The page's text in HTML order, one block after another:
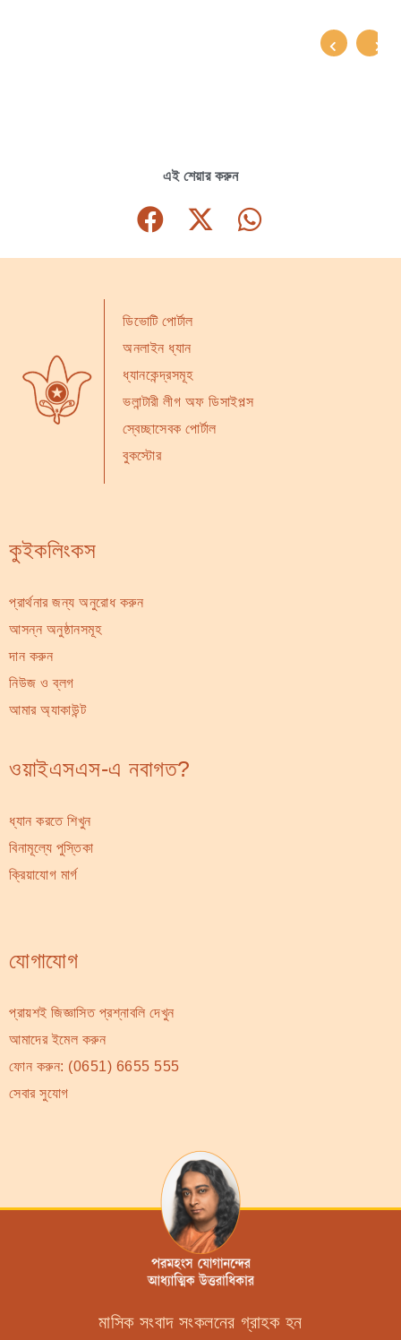
এই শেয়ার করুন
ডিভোটি পোর্টাল
অনলাইন ধ্যান
ধ্যানকেন্দ্রসমূহ
ভলান্টারী লীগ অফ ডিসাইপল্স
স্বেচ্ছাসেবক পোর্টাল
বুকস্টোর
কুইকলিংকস
প্রার্থনার জন্য অনুরোধ করুন
আসন্ন অনুষ্ঠানসমূহ
দান করুন
নিউজ ও ব্লগ
আমার অ্যাকাউন্ট
ওয়াইএসএস-এ নবাগত?
ধ্যান করতে শিখুন
বিনামূল্যে পুস্তিকা
ক্রিয়াযোগ মার্গ
যোগাযোগ
প্রায়শই জিজ্ঞাসিত প্রশ্নাবলি দেখুন
আমাদের ইমেল করুন
ফোন করুন: (0651) 6655 555
সেবার সুযোগ
মাসিক সংবাদ সংকলনের গ্রাহক হন